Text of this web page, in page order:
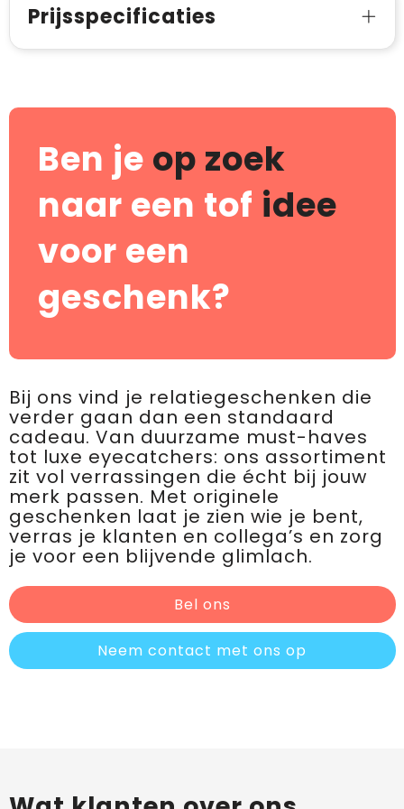
Prijsspecificaties
Ben je op zoek
naar een tof idee
voor een
geschenk?
Bij ons vind je relatiegeschenken die
verder gaan dan een standaard
cadeau. Van duurzame must-haves
tot luxe eyecatchers: ons assortiment
zit vol verrassingen die écht bij jouw
merk passen. Met originele
geschenken laat je zien wie je bent,
verras je klanten en collega’s en zorg
je voor een blijvende glimlach.
Bel ons
Neem contact met ons op